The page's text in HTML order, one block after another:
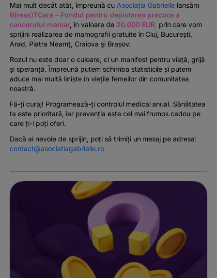
Mai mult decât atât, împreună cu Asociația Gabrielle lansăm
B(reas)TCare – Fondul pentru depistarea precoce a
cancerului mamar, în valoare de 20.000 EUR, prin care vom
sprijini realizarea de mamografii gratuite în Cluj, București,
Arad, Piatra Neamț, Craiova și Brașov.
Rozul nu este doar o culoare, ci un manifest pentru viață, grijă
și speranță. Împreună putem schimba statisticile și putem
aduce mai multă liniște în viețile femeilor din comunitatea
noastră.
Fă-ți curaj! Programează-ți controlul medical anual. Sănătatea
ta este prioritară, iar prevenția este cel mai frumos cadou pe
care ți-l poți oferi.
Dacă ai nevoie de sprijin, poți să trimiți un mesaj pe adresa:
contact@asociatiagabrielle.ro